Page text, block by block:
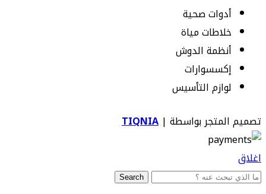
أدوات صحية
خلاطات مياة
أنظمة الدوش
إكسسوارات
لوازم التأسيس
تصميم المتجر بواسطة | TIQNIA
اغلاق
Search